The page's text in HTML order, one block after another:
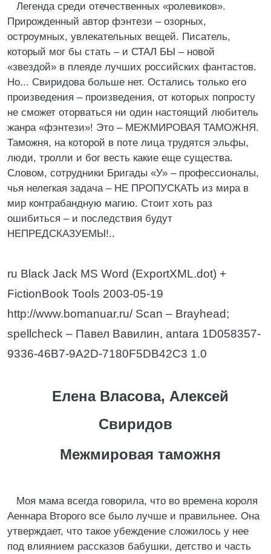
Легенда среди отечественных «ролевиков».
Прирожденный автор фэнтези – озорных,
остроумных, увлекательных вещей. Писатель,
который мог бы стать – и СТАЛ БЫ – новой
«звездой» в плеяде лучших российских фантастов.
Но... Свиридова больше нет. Остались только его
произведения – произведения, от которых попросту
не сможет оторваться ни один настоящий любитель
жанра «фэнтези»! Это – МЕЖМИРОВАЯ ТАМОЖНЯ.
Таможня, на которой в поте лица трудятся эльфы,
люди, тролли и бог весть какие еще существа.
Словом, сотрудники Бригады «У» – профессионалы,
чья нелегкая задача – НЕ ПРОПУСКАТЬ из мира в
мир контрабандную магию. Стоит хоть раз
ошибиться – и последствия будут
НЕПРЕДСКАЗУЕМЫ!..
ru Black Jack MS Word (ExportXML.dot) +
FictionBook Tools 2003-05-19
http://www.bomanuar.ru/ Scan – Brayhead;
spellcheck – Павел Вавилин, antara 1D058357-
9336-46B7-9A2D-7180F5DB42C3 1.0
Елена Власова, Алексей
Свиридов
Межмировая таможня
Моя мама всегда говорила, что во времена короля
Аеннара Второго все было лучше и правильнее. Она
утверждает, что такое убеждение сложилось у нее
под влиянием рассказов бабушки, детство и часть